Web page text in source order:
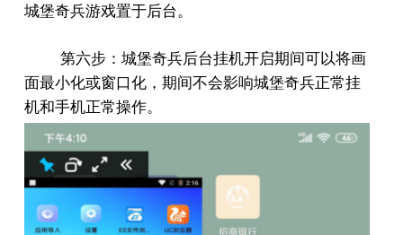
城堡奇兵游戏置于后台。
第六步：城堡奇兵后台挂机开启期间可以将画
面最小化或窗口化，期间不会影响城堡奇兵正常挂
机和手机正常操作。